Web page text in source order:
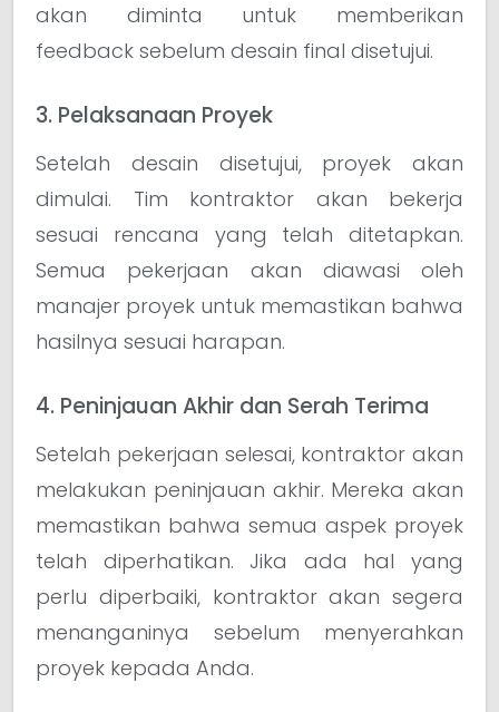
akan diminta untuk memberikan
feedback sebelum desain final disetujui.
3. Pelaksanaan Proyek
Setelah desain disetujui, proyek akan
dimulai. Tim kontraktor akan bekerja
sesuai rencana yang telah ditetapkan.
Semua pekerjaan akan diawasi oleh
manajer proyek untuk memastikan bahwa
hasilnya sesuai harapan.
4. Peninjauan Akhir dan Serah Terima
Setelah pekerjaan selesai, kontraktor akan
melakukan peninjauan akhir. Mereka akan
memastikan bahwa semua aspek proyek
telah diperhatikan. Jika ada hal yang
perlu diperbaiki, kontraktor akan segera
menanganinya sebelum menyerahkan
proyek kepada Anda.